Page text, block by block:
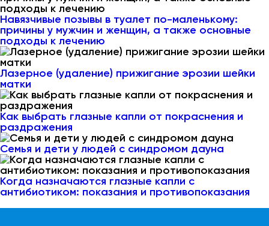
Навязчивые позывы в туалет по-маленькому:
причины у мужчин и женщин, а также основные
подходы к лечению
Лазерное (удаление) прижигание эрозии шейки
матки
Как выбрать глазные капли от покраснения и
раздражения
Семья и дети у людей с синдромом дауна
Когда назначаются глазные капли с
антибиотиком: показания и противопоказания